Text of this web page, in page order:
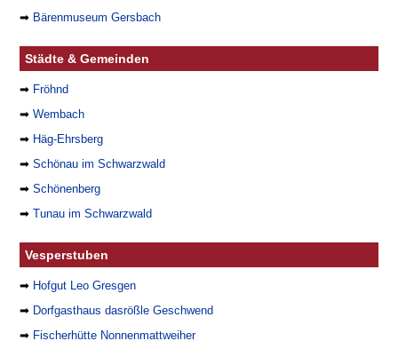
➡ Bärenmuseum Gersbach
Städte & Gemeinden
➡ Fröhnd
➡Wembach
➡ Häg-Ehrsberg
➡Schönau im Schwarzwald
➡Schönenberg
➡Tunau im Schwarzwald
Vesperstuben
➡ Hofgut Leo Gresgen
➡ Dorfgasthaus dasrößle Geschwend
➡ Fischerhütte Nonnenmattweiher